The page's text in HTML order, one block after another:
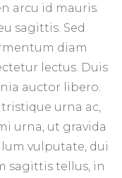
arcu id mauris.
sagittis. Sed
diam
lectus. Duis
auctor libero.
urna ac,
urna, ut gravida
vulputate, dui
sagittis tellus, in